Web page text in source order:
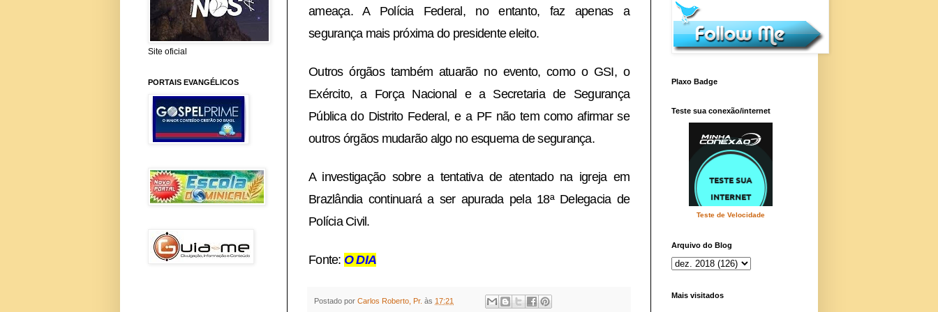
ameaça. A Polícia Federal, no entanto, faz apenas a
segurança mais próxima do presidente eleito.
Outros órgãos também atuarão no evento, como o GSI, o
Exército, a Força Nacional e a Secretaria de Segurança
Pública do Distrito Federal, e a PF não tem como afirmar se
outros órgãos mudarão algo no esquema de segurança.
A investigação sobre a tentativa de atentado na igreja em
Brazlândia continuará a ser apurada pela 18ª Delegacia de
Polícia Civil.
Fonte: O DIA
Postado por Carlos Roberto, Pr. às 17:21
Site oficial
PORTAIS EVANGÉLICOS Plaxo Badge
Teste sua conexão/internet
Teste de Velocidade
Arquivo do Blog
Mais visitados